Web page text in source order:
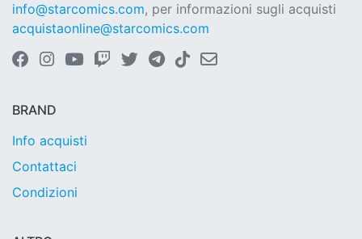
info@starcomics.com, per informazioni sugli acquisti
acquistaonline@starcomics.com
BRAND
Info acquisti
Contattaci
Condizioni